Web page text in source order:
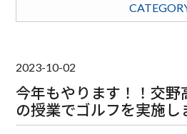
2023-10-02
今年もやります！！交野
の授業でゴルフを実施し